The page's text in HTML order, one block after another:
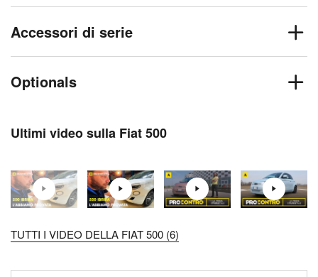
Accessori di serie
Optionals
Ultimi video sulla Fiat 500
TUTTI I VIDEO DELLA FIAT 500 (6)